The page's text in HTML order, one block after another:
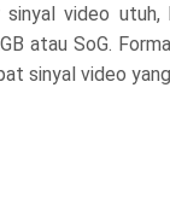
video utuh,
atau SoG.
sinyal video